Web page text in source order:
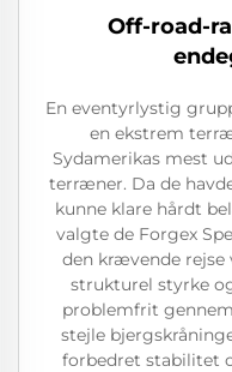
Off-road-
En eventyrlystig
en ekstrem
Sydamerikas mest
terræner. Da de
kunne klare hårdt
valgte de Forgex
den krævende rejse
strukturel styrke
problemfrit
stejle
forbedret stabilitet